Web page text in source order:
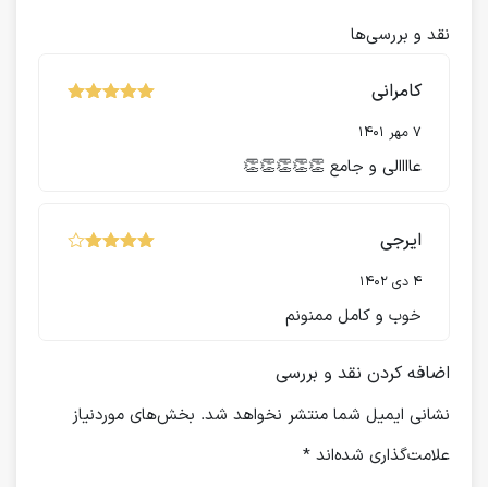
نقد و بررسی‌ها
کامرانی
7 مهر 1401
عاااالی و جامع 👏👏👏👏👏
ایرجی
4 دی 1402
خوب و کامل ممنونم
اضافه کردن نقد و بررسی
نشانی ایمیل شما منتشر نخواهد شد. بخش‌های موردنیاز
علامت‌گذاری شده‌اند *